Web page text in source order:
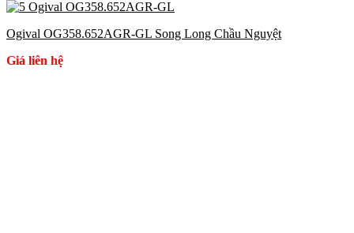
Ogival OG358.652AGR-GL Song Long Chầu Nguyệt
Giá liên hệ